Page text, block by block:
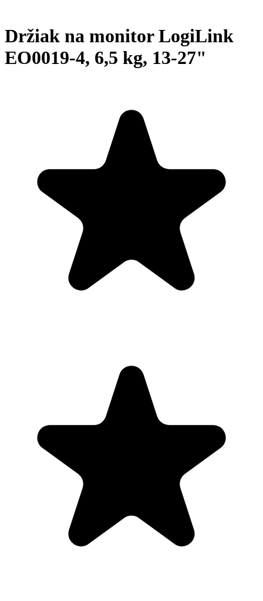
Držiak na monitor LogiLink
EO0019-4, 6,5 kg, 13-27"